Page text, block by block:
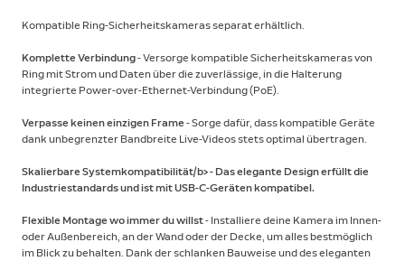
Kompatible Ring-Sicherheitskameras separat erhältlich.
Komplette Verbindung- Versorge kompatible Sicherheitskameras von
Ring mit Strom und Daten über die zuverlässige, in die Halterung
integrierte Power-over-Ethernet-Verbindung (PoE).
Verpasse keinen einzigen Frame - Sorge dafür, dass kompatible Geräte
dank unbegrenzter Bandbreite Live-Videos stets optimal übertragen.
Skalierbare Systemkompatibilität/b> - Das elegante Design erfüllt die
Industriestandards und ist mit USB-C-Geräten kompatibel.
Flexible Montage wo immer du willst- Installiere deine Kamera im Innen-
oder Außenbereich, an der Wand oder der Decke, um alles bestmöglich
im Blick zu behalten. Dank der schlanken Bauweise und des eleganten